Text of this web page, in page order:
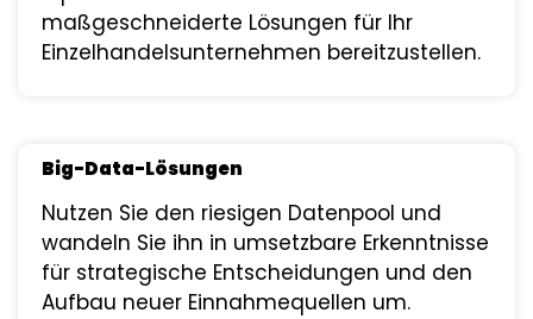
maßgeschneiderte Lösungen für Ihr
Einzelhandelsunternehmen bereitzustellen.
Big-Data-Lösungen
Nutzen Sie den riesigen Datenpool und
wandeln Sie ihn in umsetzbare Erkenntnisse
für strategische Entscheidungen und den
Aufbau neuer Einnahmequellen um.